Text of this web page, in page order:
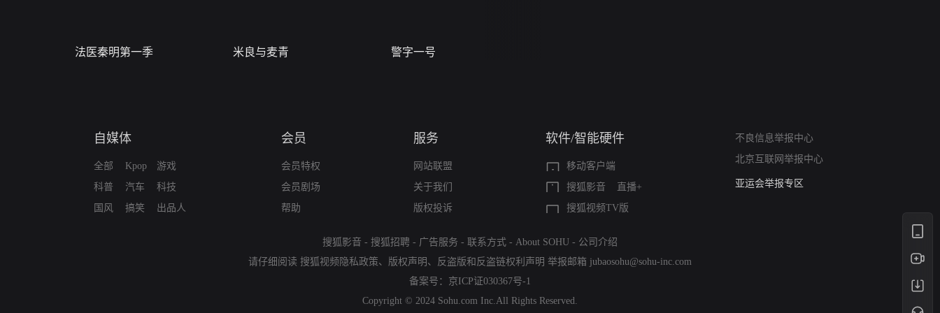
法医秦明第一季 米良与麦青 警字一号
自媒体
全部
科普
国风
Kpop
汽车
搞笑
游戏
科技
出品人
会员
会员特权
会员剧场
帮助
服务
网站联盟
关于我们
版权投诉
软件/智能硬件
移动客户端
搜狐影音
直播+
搜狐视频TV版
不良信息举报中心
北京互联网举报中心
算法推荐专项举报
亚运会举报专区
搜狐影音 - 搜狐招聘 - 广告服务 - 联系方式 - About SOHU - 公司介绍
请仔细阅读 搜狐视频隐私政策、 版权声明 、 反盗版和反盗链权利声明 举报邮箱 jubaosohu@sohu-inc.com
备案号： 京ICP证030367号-1
Copyright © 2024 Sohu.com Inc.All Rights Reserved.